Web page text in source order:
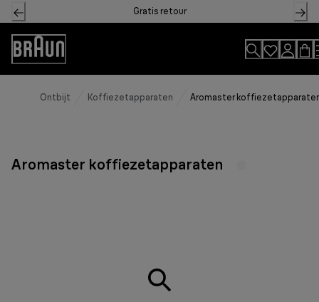
Skip
to
Content
Gratis retour
Toegankelijkheidsverklaring
Ontbijt Koffiezetapparaten Aromaster
Aromaster koffiezetapparaten